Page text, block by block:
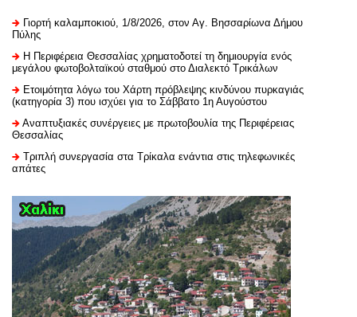
Γιορτή καλαμποκιού, 1/8/2026, στον Αγ. Βησσαρίωνα Δήμου
Πύλης
H Περιφέρεια Θεσσαλίας χρηματοδοτεί τη δημιουργία ενός
μεγάλου φωτοβολταϊκού σταθμού στο Διαλεκτό Τρικάλων
Ετοιμότητα λόγω του Χάρτη πρόβλεψης κινδύνου πυρκαγιάς
(κατηγορία 3) που ισχύει για το Σάββατο 1η Αυγούστου
Αναπτυξιακές συνέργειες με πρωτοβουλία της Περιφέρειας
Θεσσαλίας
Τριπλή συνεργασία στα Τρίκαλα ενάντια στις τηλεφωνικές
απάτες